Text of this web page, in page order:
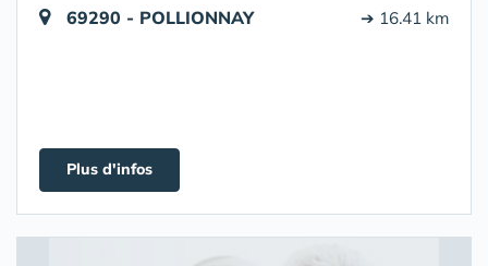
69290 - POLLIONNAY ➔ 16.41 km
Plus d'infos